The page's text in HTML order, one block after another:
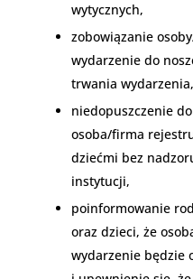
wytycznych,
zobowiązanie
wydarzenie do
trwania wydarzenia,
niedopuszczenie
osoba/firma
dziećmi bez
instytucji,
poinformowanie
oraz dzieci, że
wydarzenie będzie